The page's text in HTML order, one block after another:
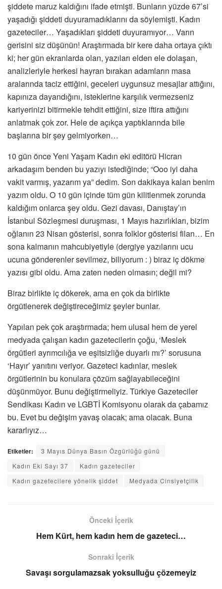
şiddete maruz kaldığını ifade etmişti. Bunların yüzde 67’si
yaşadığı şiddeti duyuramadıklarını da söylemişti. Kadın
gazeteciler… Yaşadıkları şiddeti duyuramıyor… Varın
gerisini siz düşünün! Araştırmada bir kere daha ortaya çıktı
ki; her gün ekranlarda olan, yazıları elden ele dolaşan,
analizleriyle herkesi hayran bırakan adamların masa
aralarında taciz ettiğini, geceleri uygunsuz mesajlar attığını,
kapınıza dayandığını, isteklerine karşılık vermezseniz
kariyerinizi bitirmekle tehdit ettiğini, size iftira attığını
anlatmak çok zor. Hele de açıkça yaptıklarında bile
başlarına bir şey gelmiyorken…
10 gün önce Yeni Yaşam Kadın eki editörü Hicran
arkadaşım benden bu yazıyı istediğinde; “Ooo iyi daha
vakit varmış, yazarım ya” dedim. Son dakikaya kalan benim
yazım oldu. O 10 gün içinde tüm gün kilitlenmek zorunda
kaldığım onlarca şey oldu. Gezi davası, Danıştay’ın
İstanbul Sözleşmesi duruşması, 1 Mayıs hazırlıkları, bizim
oğlanın 23 Nisan gösterisi, sonra folklor gösterisi filan… En
sona kalmanın mahcubiyetiyle (dergiye yazılarını ucu
ucuna gönderenler sevilmez, biliyorum : ) biraz iç dökme
yazısı gibi oldu. Ama zaten neden olmasın; değil mi?
Biraz birlikte iç dökerek, ama en çok da birlikte
örgütlenerek değiştireceğimiz şeyler bunlar.
Yapılan pek çok araştırmada; hem ulusal hem de yerel
medyada çalışan kadın gazetecilerin çoğu, ‘Meslek
örgütleri ayrımcılığa ve eşitsizliğe duyarlı mı?’ sorusuna
‘Hayır’ yanıtını veriyor. Gazeteci kadınlar, meslek
örgütlerinin bu konulara çözüm sağlayabileceğini
düşünmüyor. Bunu değiştirmeliyiz. Türkiye Gazeteciler
Sendikası Kadın ve LGBTİ Komisyonu olarak da çabamız
bu. Evet bu değişim yavaş olacak; ama olacak. Buna
kararlıyız…
Etiketler:
3 Mayıs Dünya Basın Özgürlüğü günü
Kadın Eki Sayı 37
Kadın gazeteciler
Kadın gazetecilere yönelik şiddet
Medyada Cinsiyetçilik
Önceki İçerik
Hem Kürt, hem kadın hem de gazeteci…
Sonraki İçerik
Savaşı sorgulamazsak yoksulluğu çözemeyiz